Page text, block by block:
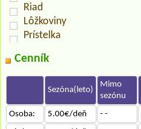
Riad
Lôžkoviny
Prístelka
Cenník
Sezóna(leto)
Mimo
sezónu
Osoba:
5.00€/deň - -